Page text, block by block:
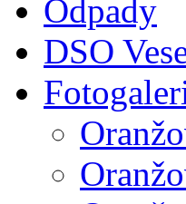
Odpady
DSO